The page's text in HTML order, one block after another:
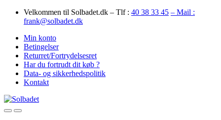
Skip
Skip
Velkommen til Solbadet.dk – Tlf : 40 38 33 45 – Mail :
frank@solbadet.dk
Min konto
Betingelser
Returret/Fortrydelsesret
Har du fortrudt dit køb ?
Data- og sikkerhedspolitik
Kontakt
OpenClose